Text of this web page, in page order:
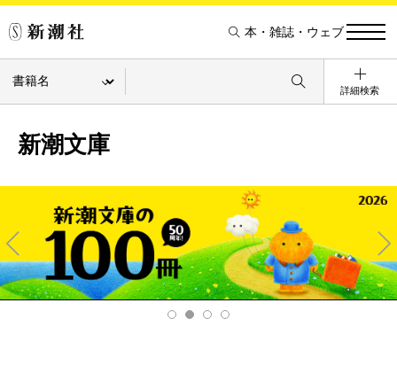
本・雑誌・ウェブ
詳細検索
新潮文庫
Pre
v
Ne
xt